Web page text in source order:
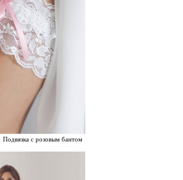
Подвязка с розовым бантом